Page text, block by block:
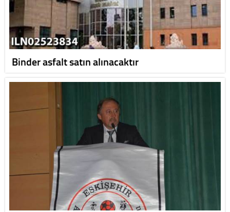
Binder asfalt satın alınacaktır